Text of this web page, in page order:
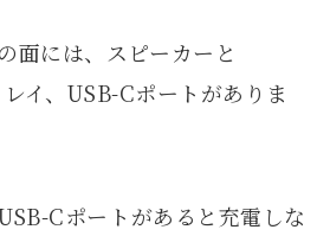
面には、スピーカーと
イ、USB-Cポートがありま
Cポートがあると充電しな